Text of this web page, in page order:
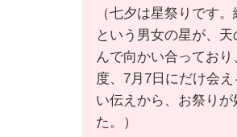
（七夕は星祭りです
という男女の星が、天
んで向かい合っており
度、7月7日にだけ会
い伝えから、お祭りが
た。）